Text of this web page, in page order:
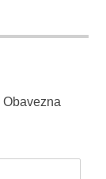
Obavezna